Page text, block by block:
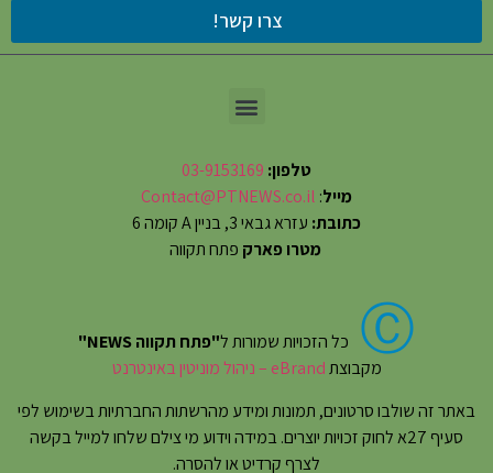
צרו קשר!
טלפון: 03-9153169
מייל:
Contact@PTNEWS.co.il
כתובת: עזרא גבאי 3, בניין A קומה 6
מטרו פארק פתח תקווה
Ⓒ כל הזכויות שמורות ל"פתח תקווה NEWS"
מקבוצתeBrand – ניהול מוניטין באינטרנט
באתר זה שולבו סרטונים, תמונות ומידע מהרשתות החברתיות בשימוש לפי
סעיף 27א לחוק זכויות יוצרים. במידה וידוע מי צילם שלחו למייל בקשה
לצרף קרדיט או להסרה.